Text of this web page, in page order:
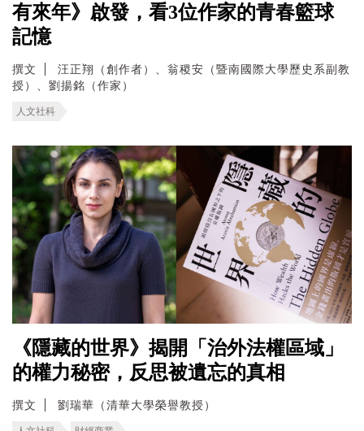
有來年》啟發，看3位作家的青春籃球
記憶
撰文
汪正翔（創作者）、翁稷安（暨南國際大學歷史系副教
授）、劉揚銘（作家）
人文社科
《隱藏的世界》揭開「治外法權區域」
的權力秘密，反思被遺忘的真相
撰文 劉瑞華（清華大學榮譽教授）